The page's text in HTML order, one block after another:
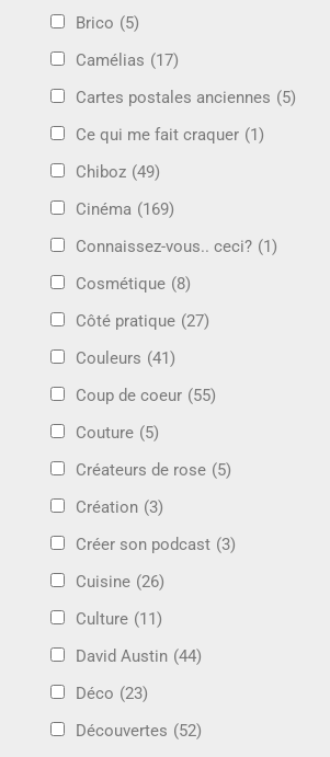
Brico (5)
Camélias (17)
Cartes postales anciennes (5)
Ce qui me fait craquer (1)
Chiboz (49)
Cinéma (169)
Connaissez-vous.. ceci? (1)
Cosmétique (8)
Côté pratique (27)
Couleurs (41)
Coup de coeur (55)
Couture (5)
Créateurs de rose (5)
Création (3)
Créer son podcast (3)
Cuisine (26)
Culture (11)
David Austin (44)
Déco (23)
Découvertes (52)